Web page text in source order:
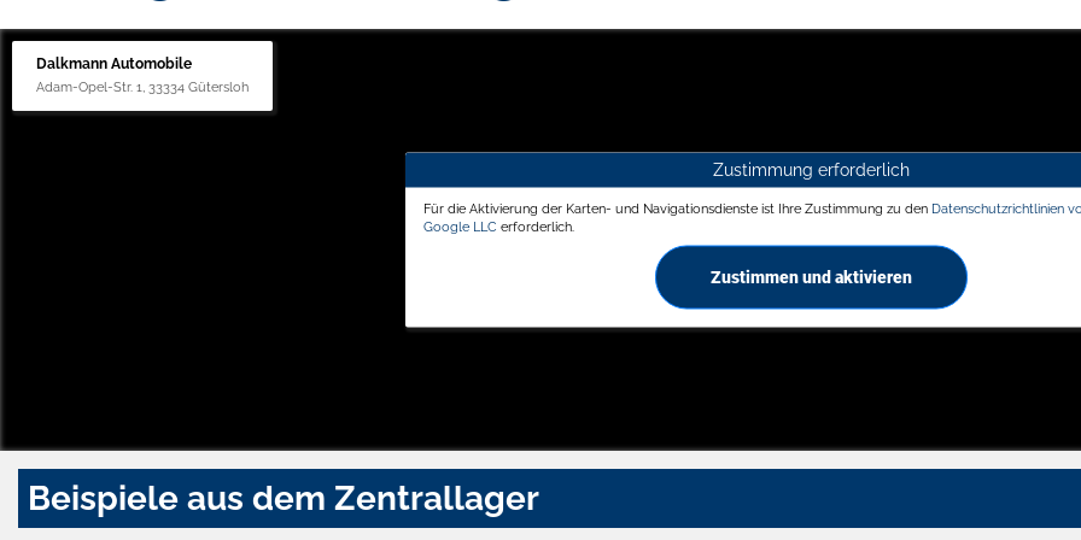
Dalkmann Automobile
Adam-Opel-Str. 1, 33334 Gütersloh
Zustimmung erforderlich
Für die Aktivierung der Karten- und Navigationsdienste ist Ihre Zustimmung zu den Datenschutzrichtlinien
Google LLC erforderlich.
Zustimmen und aktivieren
Beispiele aus dem Zentrallager